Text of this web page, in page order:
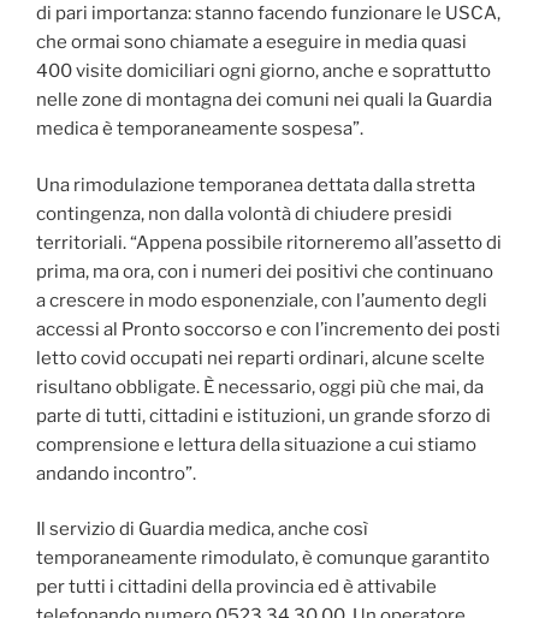
di pari importanza: stanno facendo funzionare le USCA,
che ormai sono chiamate a eseguire in media quasi
400 visite domiciliari ogni giorno, anche e soprattutto
nelle zone di montagna dei comuni nei quali la Guardia
medica è temporaneamente sospesa”.
Una rimodulazione temporanea dettata dalla stretta
contingenza, non dalla volontà di chiudere presidi
territoriali. “Appena possibile ritorneremo all’assetto di
prima, ma ora, con i numeri dei positivi che continuano
a crescere in modo esponenziale, con l’aumento degli
accessi al Pronto soccorso e con l’incremento dei posti
letto covid occupati nei reparti ordinari, alcune scelte
risultano obbligate. È necessario, oggi più che mai, da
parte di tutti, cittadini e istituzioni, un grande sforzo di
comprensione e lettura della situazione a cui stiamo
andando incontro”.
Il servizio di Guardia medica, anche così
temporaneamente rimodulato, è comunque garantito
per tutti i cittadini della provincia ed è attivabile